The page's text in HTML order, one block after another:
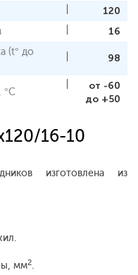
120
16
(t° до
98
°С
от -60
до +50
16-10
изготовлена из
мм2.